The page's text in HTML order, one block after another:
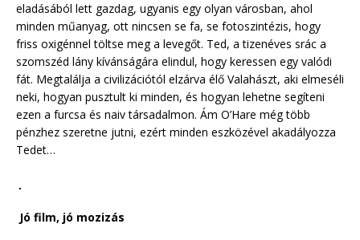
eladásából lett gazdag, ugyanis egy olyan városban, ahol
minden műanyag, ott nincsen se fa, se fotoszintézis, hogy
friss oxigénnel töltse meg a levegőt. Ted, a tizenéves srác a
szomszéd lány kívánságára elindul, hogy keressen egy valódi
fát. Megtalálja a civilizációtól elzárva élő Valahászt, aki elmeséli
neki, hogyan pusztult ki minden, és hogyan lehetne segíteni
ezen a furcsa és naiv társadalmon. Ám O’Hare még több
pénzhez szeretne jutni, ezért minden eszközével akadályozza
Tedet…
Jó film, jó mozizás